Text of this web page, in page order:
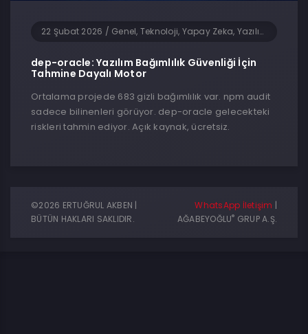
22 Şubat 2026 / Genel, Teknoloji, Yapay Zeka, Yazılım
dep-oracle: Yazılım Bağımlılık Güvenliği İçin
Tahmine Dayalı Motor
Ortalama projede 683 gizli bağımlılık var. npm audit
sadece bilinenleri görüyor. dep-oracle gelecekteki
riskleri tahmin ediyor. Açık kaynak, ücretsiz.
©2026 ERTUĞRUL AKBEN |
BÜTÜN HAKLARI SAKLIDIR.
WhatsApp İletişim |
AĞABEYOĞLU® GRUP A.Ş.